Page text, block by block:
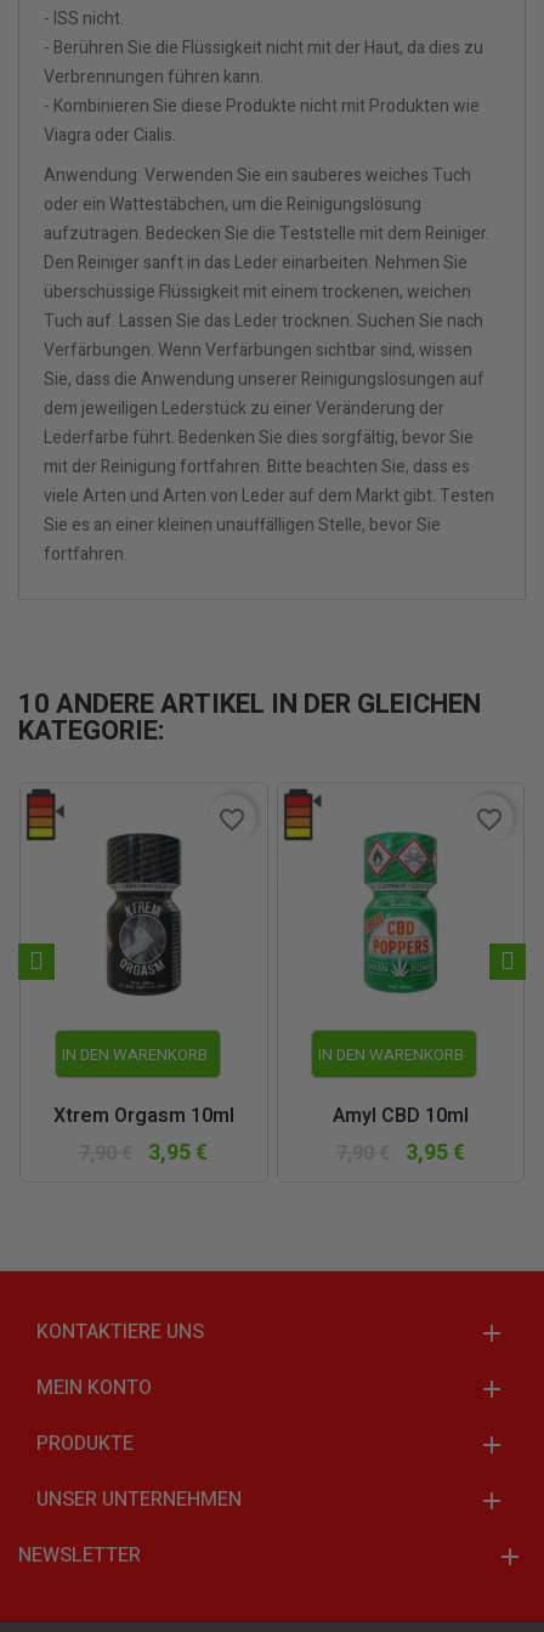
- ISS nicht.
- Berühren Sie die Flüssigkeit nicht mit der Haut, da dies zu
Verbrennungen führen kann.
- Kombinieren Sie diese Produkte nicht mit Produkten wie
Viagra oder Cialis.
Anwendung: Verwenden Sie ein sauberes weiches Tuch
oder ein Wattestäbchen, um die Reinigungslösung
aufzutragen. Bedecken Sie die Teststelle mit dem Reiniger.
Den Reiniger sanft in das Leder einarbeiten. Nehmen Sie
überschüssige Flüssigkeit mit einem trockenen, weichen
Tuch auf. Lassen Sie das Leder trocknen. Suchen Sie nach
Verfärbungen. Wenn Verfärbungen sichtbar sind, wissen
Sie, dass die Anwendung unserer Reinigungslösungen auf
dem jeweiligen Lederstück zu einer Veränderung der
Lederfarbe führt. Bedenken Sie dies sorgfältig, bevor Sie
mit der Reinigung fortfahren. Bitte beachten Sie, dass es
viele Arten und Arten von Leder auf dem Markt gibt. Testen
Sie es an einer kleinen unauffälligen Stelle, bevor Sie
fortfahren.
10 ANDERE ARTIKEL IN DER GLEICHEN
KATEGORIE:
IN DEN WARENKORB
Xtrem Orgasm 10ml
3,95 €
favorite_border
IN DEN WARENKORB
Amyl CBD 10ml
3,95 €
favorite_border
KONTAKTIERE UNS
MEIN KONTO
PRODUKTE
UNSER UNTERNEHMEN
NEWSLETTER